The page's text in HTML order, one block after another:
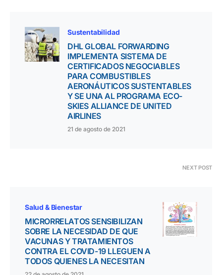
Sustentabilidad
DHL GLOBAL FORWARDING
IMPLEMENTA SISTEMA DE
CERTIFICADOS NEGOCIABLES
PARA COMBUSTIBLES
AERONÁUTICOS SUSTENTABLES
Y SE UNA AL PROGRAMA ECO-
SKIES ALLIANCE DE UNITED
AIRLINES
21 de agosto de 2021
NEXT POST
Salud & Bienestar
MICRORRELATOS SENSIBILIZAN
SOBRE LA NECESIDAD DE QUE
VACUNAS Y TRATAMIENTOS
CONTRA EL COVID-19 LLEGUEN A
TODOS QUIENES LA NECESITAN